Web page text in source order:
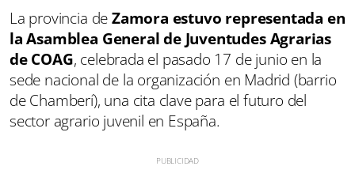
La provincia deZamora estuvo representada en
la Asamblea General de Juventudes Agrarias
de COAG, celebrada el pasado 17 de junio en la
sede nacional de la organización en Madrid (barrio
de Chamberí), una cita clave para el futuro del
sector agrario juvenil en España.